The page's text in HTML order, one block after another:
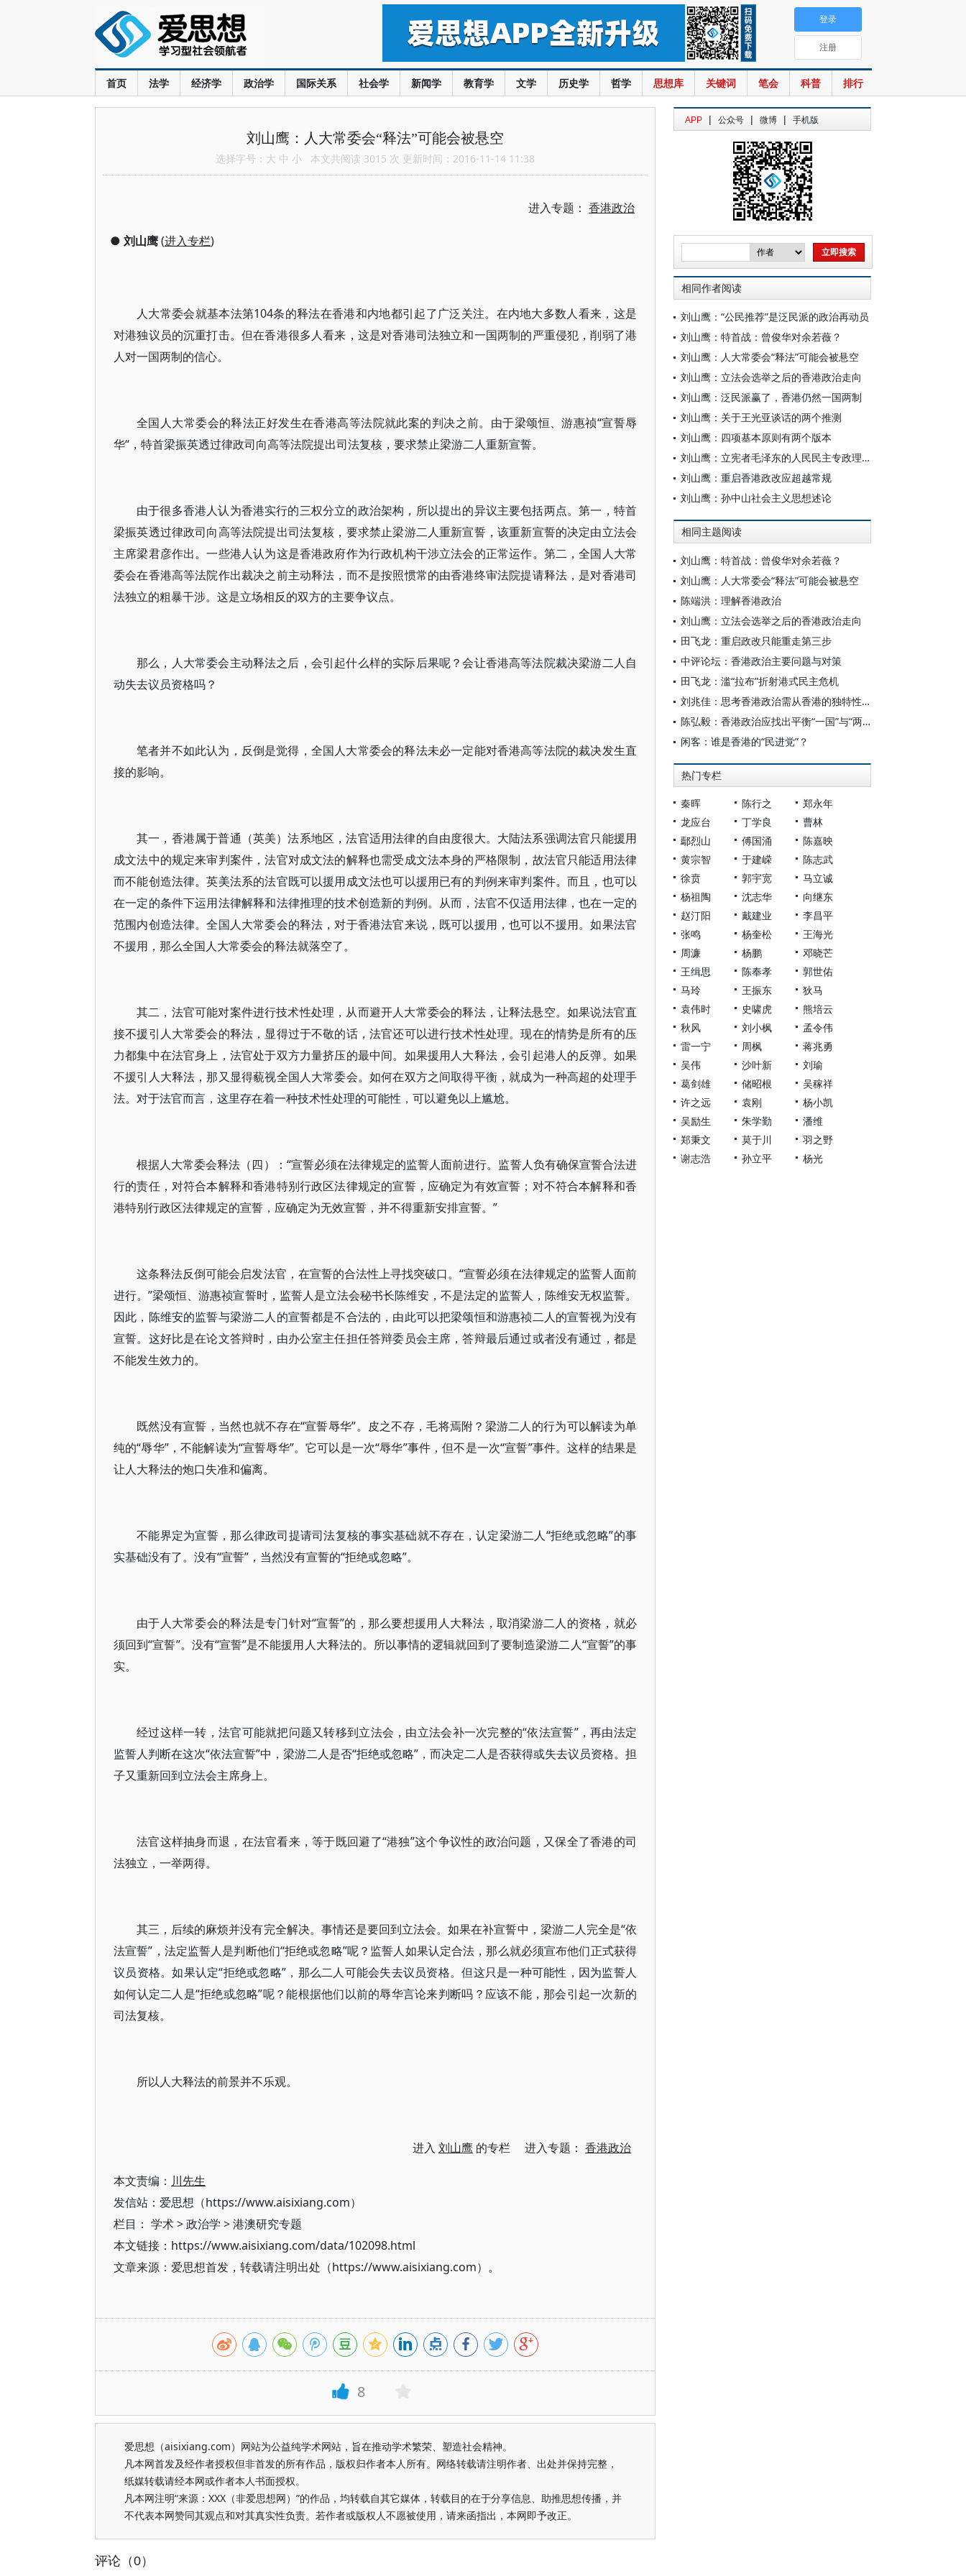
首页 法学 经济学 政治学 国际关系 社会学 新闻学 教育学 文学 历史学 哲学 思想库 关键词 笔会 科普 排行
登录
注册
刘山鹰：人大常委会“释法”可能会被悬空
选择字号： 大 中 小 本文共阅读 3015 次 更新时间：2016-11-14 11:38
进入专题： 香港政治
● 刘山鹰(进入专栏)
人大常委会就基本法第104条的释法在香港和内地都引起了广泛关注。在内地大多数人看来，这是
对港独议员的沉重打击。但在香港很多人看来，这是对香港司法独立和一国两制的严重侵犯，削弱了港
人对一国两制的信心。
全国人大常委会的释法正好发生在香港高等法院就此案的判决之前。由于梁颂恒、游惠祯“宣誓辱
华“，特首梁振英透过律政司向高等法院提出司法复核，要求禁止梁游二人重新宣誓。
由于很多香港人认为香港实行的三权分立的政治架构，所以提出的异议主要包括两点。第一，特首
梁振英透过律政司向高等法院提出司法复核，要求禁止梁游二人重新宣誓，该重新宣誓的决定由立法会
主席梁君彦作出。一些港人认为这是香港政府作为行政机构干涉立法会的正常运作。第二，全国人大常
委会在香港高等法院作出裁决之前主动释法，而不是按照惯常的由香港终审法院提请释法，是对香港司
法独立的粗暴干涉。这是立场相反的双方的主要争议点。
那么，人大常委会主动释法之后，会引起什么样的实际后果呢？会让香港高等法院裁决梁游二人自
动失去议员资格吗？
笔者并不如此认为，反倒是觉得，全国人大常委会的释法未必一定能对香港高等法院的裁决发生直
接的影响。
其一，香港属于普通（英美）法系地区，法官适用法律的自由度很大。大陆法系强调法官只能援用
成文法中的规定来审判案件，法官对成文法的解释也需受成文法本身的严格限制，故法官只能适用法律
而不能创造法律。英美法系的法官既可以援用成文法也可以援用已有的判例来审判案件。而且，也可以
在一定的条件下运用法律解释和法律推理的技术创造新的判例。从而，法官不仅适用法律，也在一定的
范围内创造法律。全国人大常委会的释法，对于香港法官来说，既可以援用，也可以不援用。如果法官
不援用，那么全国人大常委会的释法就落空了。
其二，法官可能对案件进行技术性处理，从而避开人大常委会的释法，让释法悬空。如果说法官直
接不援引人大常委会的释法，显得过于不敬的话，法官还可以进行技术性处理。现在的情势是所有的压
力都集中在法官身上，法官处于双方力量挤压的最中间。如果援用人大释法，会引起港人的反弹。如果
不援引人大释法，那又显得藐视全国人大常委会。如何在双方之间取得平衡，就成为一种高超的处理手
法。对于法官而言，这里存在着一种技术性处理的可能性，可以避免以上尴尬。
根据人大常委会释法（四）：“宣誓必须在法律规定的监誓人面前进行。监誓人负有确保宣誓合法进
行的责任，对符合本解释和香港特别行政区法律规定的宣誓，应确定为有效宣誓；对不符合本解释和香
港特别行政区法律规定的宣誓，应确定为无效宣誓，并不得重新安排宣誓。”
这条释法反倒可能会启发法官，在宣誓的合法性上寻找突破口。“宣誓必须在法律规定的监誓人面前
进行。”梁颂恒、游惠祯宣誓时，监誓人是立法会秘书长陈维安，不是法定的监誓人，陈维安无权监誓。
因此，陈维安的监誓与梁游二人的宣誓都是不合法的，由此可以把梁颂恒和游惠祯二人的宣誓视为没有
宣誓。这好比是在论文答辩时，由办公室主任担任答辩委员会主席，答辩最后通过或者没有通过，都是
不能发生效力的。
既然没有宣誓，当然也就不存在“宣誓辱华”。皮之不存，毛将焉附？梁游二人的行为可以解读为单
纯的“辱华”，不能解读为“宣誓辱华”。它可以是一次“辱华”事件，但不是一次“宣誓”事件。这样的结果是
让人大释法的炮口失准和偏离。
不能界定为宣誓，那么律政司提请司法复核的事实基础就不存在，认定梁游二人“拒绝或忽略”的事
实基础没有了。没有“宣誓”，当然没有宣誓的“拒绝或忽略”。
由于人大常委会的释法是专门针对“宣誓”的，那么要想援用人大释法，取消梁游二人的资格，就必
须回到“宣誓”。没有“宣誓”是不能援用人大释法的。所以事情的逻辑就回到了要制造梁游二人“宣誓”的事
实。
经过这样一转，法官可能就把问题又转移到立法会，由立法会补一次完整的“依法宣誓”，再由法定
监誓人判断在这次“依法宣誓”中，梁游二人是否“拒绝或忽略”，而决定二人是否获得或失去议员资格。担
子又重新回到立法会主席身上。
法官这样抽身而退，在法官看来，等于既回避了“港独”这个争议性的政治问题，又保全了香港的司
法独立，一举两得。
其三，后续的麻烦并没有完全解决。事情还是要回到立法会。如果在补宣誓中，梁游二人完全是“依
法宣誓”，法定监誓人是判断他们“拒绝或忽略”呢？监誓人如果认定合法，那么就必须宣布他们正式获得
议员资格。如果认定“拒绝或忽略”，那么二人可能会失去议员资格。但这只是一种可能性，因为监誓人
如何认定二人是“拒绝或忽略”呢？能根据他们以前的辱华言论来判断吗？应该不能，那会引起一次新的
司法复核。
所以人大释法的前景并不乐观。
进入 刘山鹰 的专栏 进入专题： 香港政治
本文责编： 川先生
发信站：爱思想（https://www.aisixiang.com）
栏目： 学术>政治学 >港澳研究专题
本文链接：https://www.aisixiang.com/data/102098.html
文章来源：爱思想首发，转载请注明出处（https://www.aisixiang.com）。
8
爱思想（aisixiang.com）网站为公益纯学术网站，旨在推动学术繁荣、塑造社会精神。
凡本网首发及经作者授权但非首发的所有作品，版权归作者本人所有。网络转载请注明作者、出处并保持完整，
纸媒转载请经本网或作者本人书面授权。
凡本网注明“来源：XXX（非爱思想网）”的作品，均转载自其它媒体，转载目的在于分享信息、助推思想传播，并
不代表本网赞同其观点和对其真实性负责。若作者或版权人不愿被使用，请来函指出，本网即予改正。
评论（0）
APP | 公众号 | 微博 | 手机版
相同作者阅读
刘山鹰：“公民推荐”是泛民派的政治再动员
刘山鹰：特首战：曾俊华对余若薇？
刘山鹰：人大常委会“释法”可能会被悬空
刘山鹰：立法会选举之后的香港政治走向
刘山鹰：泛民派赢了，香港仍然一国两制
刘山鹰：关于王光亚谈话的两个推测
刘山鹰：四项基本原则有两个版本
刘山鹰：立宪者毛泽东的人民民主专政理论
刘山鹰：重启香港政改应超越常规
刘山鹰：孙中山社会主义思想述论
相同主题阅读
刘山鹰：特首战：曾俊华对余若薇？
刘山鹰：人大常委会“释法”可能会被悬空
陈端洪：理解香港政治
刘山鹰：立法会选举之后的香港政治走向
田飞龙：重启政改只能重走第三步
中评论坛：香港政治主要问题与对策
田飞龙：滥“拉布”折射港式民主危机
刘兆佳：思考香港政治需从香港的独特性出发
陈弘毅：香港政治应找出平衡“一国”与“两制”的中道
闲客：谁是香港的“民进党”？
热门专栏
秦晖 陈行之
郑永年
龙应台
丁学良
曹林
鄢烈山
傅国涌
陈嘉映
黄宗智
于建嵘
陈志武
徐贲
郭宇宽
马立诚
杨祖陶
沈志华
向继东
赵汀阳
戴建业
李昌平
张鸣
杨奎松
王海光
周濂
杨鹏
邓晓芒
王缉思
陈奉孝
郭世佑
马玲
王振东
狄马
袁伟时
史啸虎
熊培云
秋风
刘小枫
孟令伟
雷一宁
周枫
蒋兆勇
吴伟
沙叶新
刘瑜
葛剑雄
储昭根
吴稼祥
许之远
袁刚
杨小凯
吴励生
朱学勤
潘维
郑秉文
莫于川
羽之野
谢志浩
孙立平 杨光